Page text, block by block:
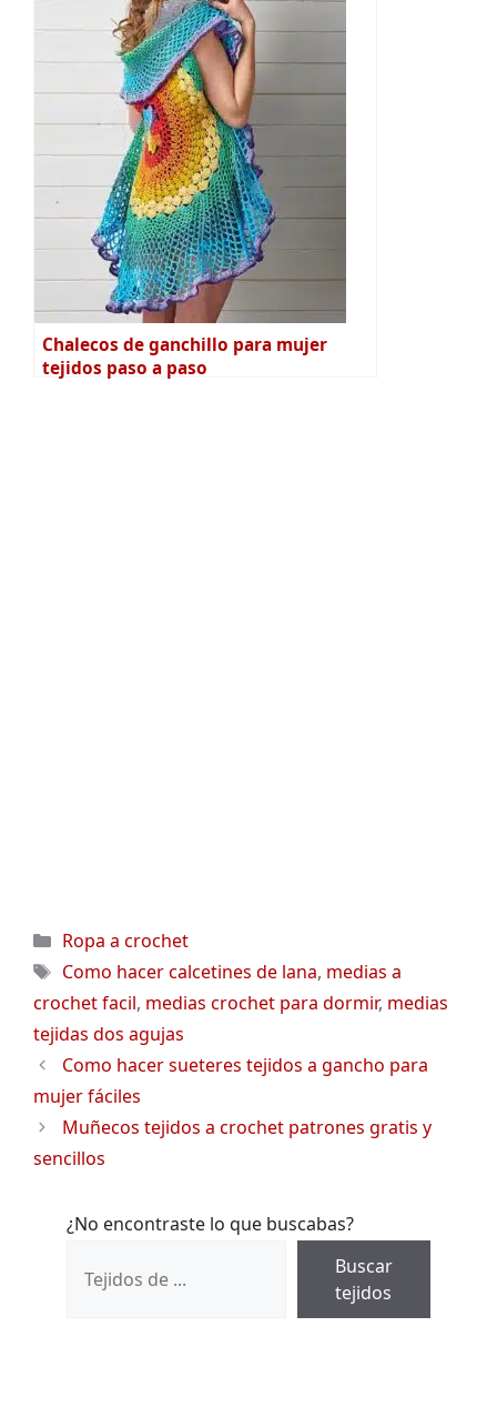
Chalecos de ganchillo para mujer
tejidos paso a paso
Categorías
Ropa a crochet
Etiquetas
Como hacer calcetines de lana, medias a
crochet facil, medias crochet para dormir, medias
tejidas dos agujas
Como hacer sueteres tejidos a gancho para
mujer fáciles
Muñecos tejidos a crochet patrones gratis y
sencillos
¿No encontraste lo que buscabas?
Buscar
tejidos